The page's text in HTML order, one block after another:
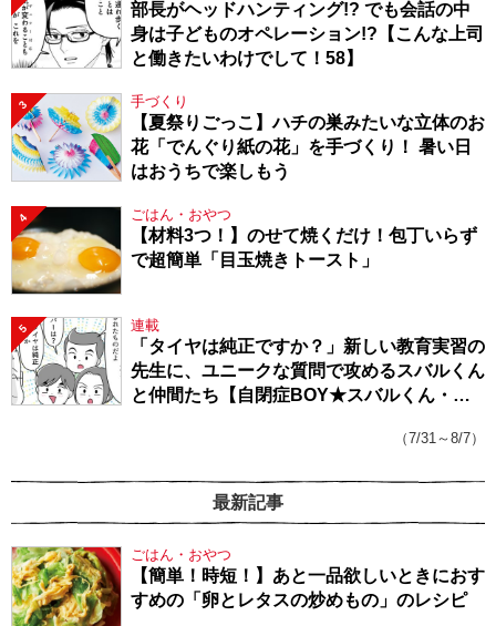
部長がヘッドハンティング!? でも会話の中
身は子どものオペレーション!?【こんな上司
と働きたいわけでして！58】
3 手づくり
【夏祭りごっこ】ハチの巣みたいな立体のお
花「でんぐり紙の花」を手づくり！ 暑い日
はおうちで楽しもう
4 ごはん・おやつ
【材料3つ！】のせて焼くだけ！包丁いらず
で超簡単「目玉焼きトースト」
5 連載
「タイヤは純正ですか？」新しい教育実習の
先生に、ユニークな質問で攻めるスバルくん
と仲間たち【自閉症BOY★スバルくん・
（7/31～8/7）
最新記事
ごはん・おやつ
【簡単！時短！】あと一品欲しいときにおす
すめの「卵とレタスの炒めもの」のレシピ